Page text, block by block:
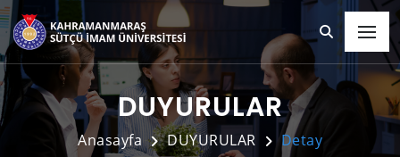
DUYURULAR
Anasayfa DUYURULAR Detay